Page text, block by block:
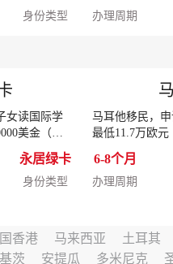
身份类型 办理周期
女读国际学
美金（限
解释资金来
永居绿卡
身份类型
马耳他移民，
最低11.7万欧元
善捐款2000+
居身份。
6-8个月
办理周期
香港 马来西亚 土耳其
茨 安提瓜 多米尼克